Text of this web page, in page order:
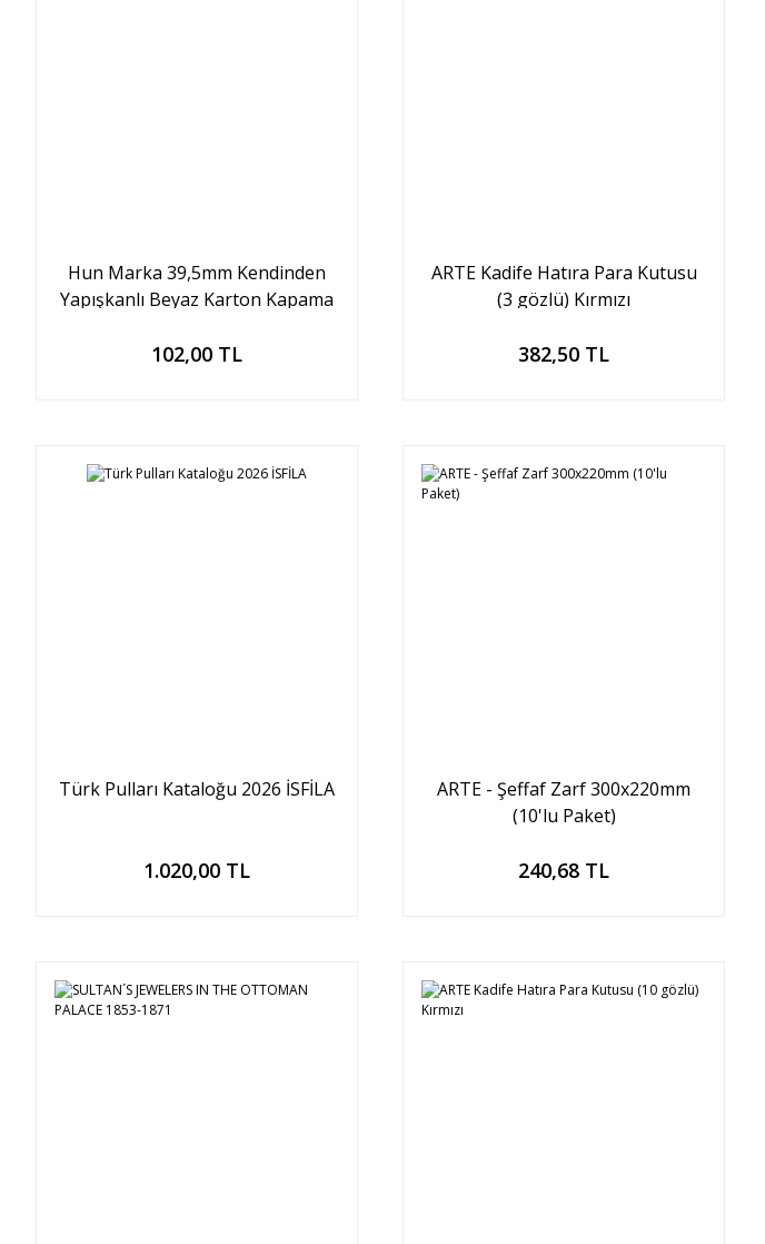
Hun Marka 39,5mm Kendinden
Yapışkanlı Beyaz Karton Kapama
102,00 TL
Sepete Ekle
ARTE Kadife Hatıra Para Kutusu
(3 gözlü) Kırmızı
382,50 TL
Sepete Ekle
Türk Pulları Kataloğu 2026 İSFİLA
1.020,00 TL
Sepete Ekle
ARTE - Şeffaf Zarf 300x220mm
(10'lu Paket)
240,68 TL
Sepete Ekle